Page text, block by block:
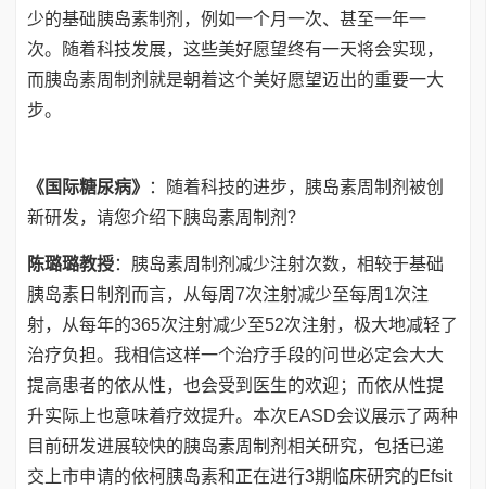
少的基础胰岛素制剂，例如一个月一次、甚至一年一
次。随着科技发展，这些美好愿望终有一天将会实现，
而胰岛素周制剂就是朝着这个美好愿望迈出的重要一大
步。
《国际糖尿病》
：随着科技的进步，胰岛素周制剂被创
新研发，请您介绍下胰岛素周制剂？
陈璐璐教授：胰岛素周制剂减少注射次数，相较于基础
胰岛素日制剂而言，从每周7次注射减少至每周1次注
射，从每年的365次注射减少至52次注射，极大地减轻了
治疗负担。我相信这样一个治疗手段的问世必定会大大
提高患者的依从性，也会受到医生的欢迎；而依从性提
升实际上也意味着疗效提升。本次EASD会议展示了两种
目前研发进展较快的胰岛素周制剂相关研究，包括已递
交上市申请的依柯胰岛素和正在进行3期临床研究的Efsit